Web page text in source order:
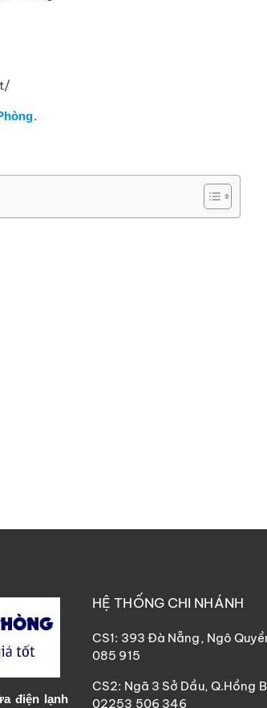
.
điện lạnh
HỆ THỐNG CHI NHÁNH
CS1: 393 Đà Nẵng, Ngô
085 915
CS2: Ngã 3 Sở Dầu, Q.Hồng
02253 506 346